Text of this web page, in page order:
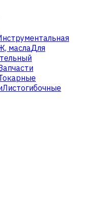
маслаДля
Листогибочные